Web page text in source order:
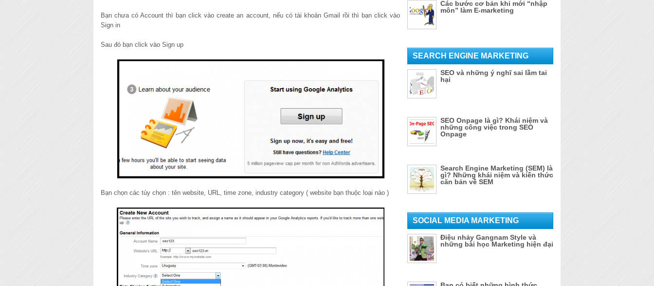
Bạn chưa có Account thì bạn click vào create an account, nếu có tài khoản Gmail rồi thì bạn click vào
Sign in
Sau đó bạn click vào Sign up
Bạn chọn các tùy chọn : tên website, URL, time zone, industry category ( website bạn thuộc loại nào )
Các bước cơ bản khi mới “nhập
môn” làm E-marketing
SEARCH ENGINE MARKETING
SEO và những ý nghĩ sai lầm tai
hại
SEO Onpage là gì? Khái niệm và
những công việc trong SEO
Onpage
Search Engine Marketing (SEM) là
gì? Những khái niệm và kiến thức
căn bản về SEM
SOCIAL MEDIA MARKETING
Điệu nhảy Gangnam Style và
những bài học Marketing hiện đại